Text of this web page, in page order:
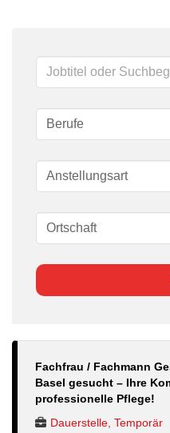
Schlüsselwörter
Fachfrau / Fachmann
Basel gesucht – Ihre
professionelle Pflege!
Dauerstelle, Temporär